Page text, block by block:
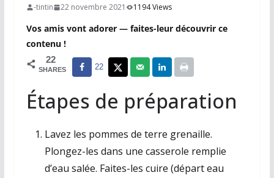
-tintin 22 novembre 2021 1194 Views
Vos amis vont adorer — faites-leur découvrir ce
contenu !
22
SHARES 22
Étapes de préparation
Lavez les pommes de terre grenaille.
Plongez-les dans une casserole remplie
d’eau salée. Faites-les cuire (départ eau